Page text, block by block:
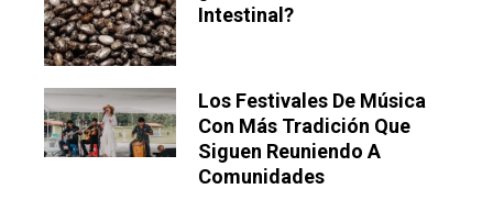
Intestinal?
Los Festivales De Música
Con Más Tradición Que
Siguen Reuniendo A
Comunidades